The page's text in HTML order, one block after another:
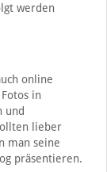
werden
online
in
und
lieber
man seine
präsentieren.